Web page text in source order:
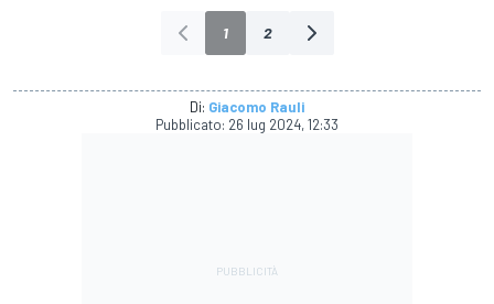
1 2
Di: Giacomo Rauli
Pubblicato: 26 lug 2024, 12:33